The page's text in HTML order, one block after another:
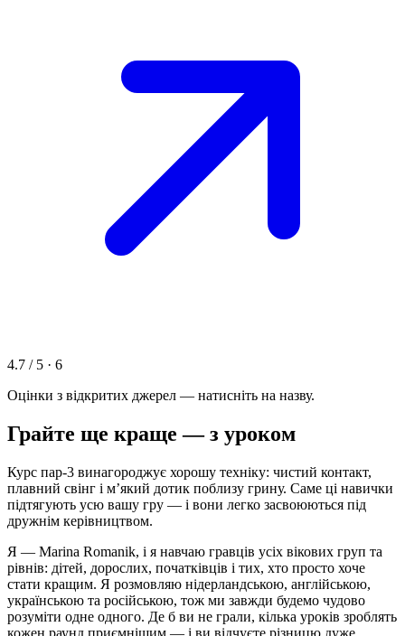
4.7 / 5 · 6
Оцінки з відкритих джерел — натисніть на назву.
Грайте ще краще — з уроком
Курс пар-3 винагороджує хорошу техніку: чистий контакт,
плавний свінг і м’який дотик поблизу грину. Саме ці навички
підтягують усю вашу гру — і вони легко засвоюються під
дружнім керівництвом.
Я — Marina Romanik, і я навчаю гравців усіх вікових груп та
рівнів: дітей, дорослих, початківців і тих, хто просто хоче
стати кращим. Я розмовляю нідерландською, англійською,
українською та російською, тож ми завжди будемо чудово
розуміти одне одного. Де б ви не грали, кілька уроків зроблять
кожен раунд приємнішим — і ви відчуєте різницю дуже